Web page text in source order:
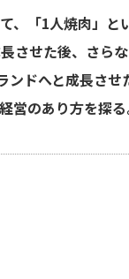
、「1人焼肉」と
させた後、さら
ドへと成長させ
営のあり方を探る